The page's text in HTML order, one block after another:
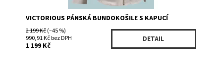
VICTORIOUS PÁNSKÁ BUNDOKOŠILE S KAPUCÍ
2 199 Kč(–45 %)
990,91 Kč bez DPH
1 199 Kč
DETAIL